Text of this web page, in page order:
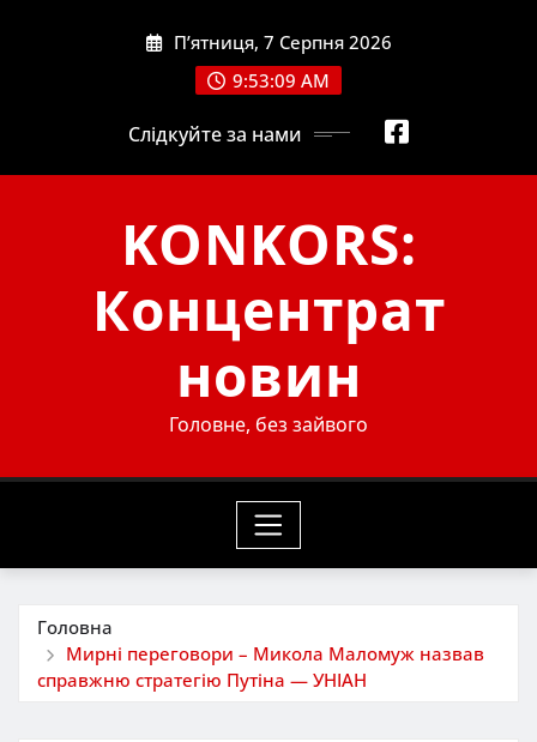
П’ятниця, 7 Серпня 2026
9:53:10 AM
Слідкуйте за нами
KONKORS:
Концентрат
новин
Головне, без зайвого
Головна
Мирні переговори – Микола Маломуж назвав
справжню стратегію Путіна — УНІАН